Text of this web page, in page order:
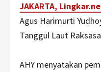
JAKARTA, Lingkar.ne
Agus Harimurti
Tanggul Laut
AHY menyatakan